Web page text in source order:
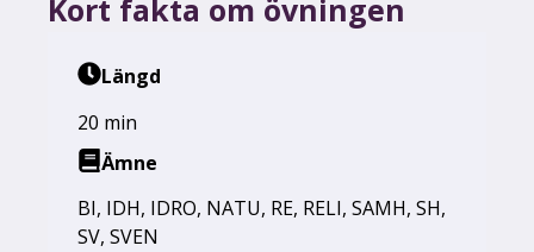
Kort fakta om övningen
Längd
20 min
Ämne
BI, IDH, IDRO, NATU, RE, RELI, SAMH, SH,
SV, SVEN